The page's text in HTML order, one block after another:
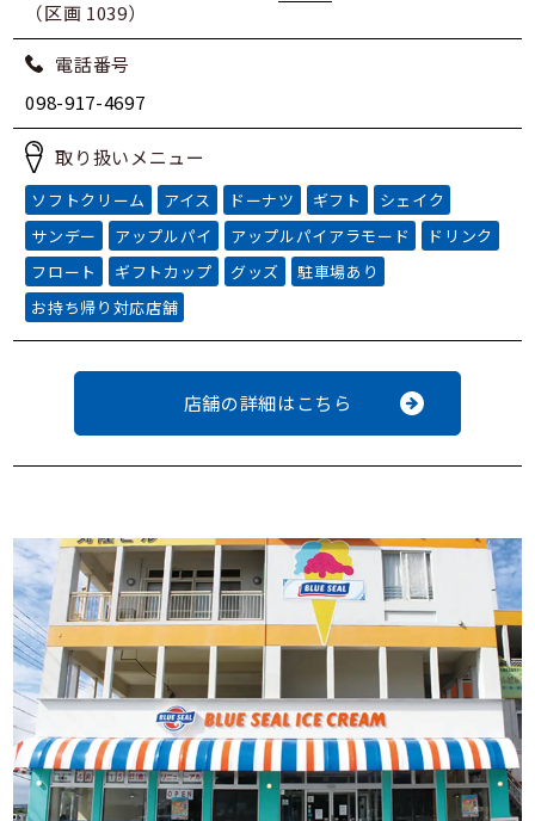
（区画 1039）
電話番号
098-917-4697
取り扱いメニュー
ソフトクリーム アイス ドーナツ ギフト
シェイク
サンデー
アップルパイ アップルパイアラモード
ドリンク
フロート
ギフトカップ グッズ
駐車場あり
お持ち帰り対応店舗
店舗の詳細はこちら